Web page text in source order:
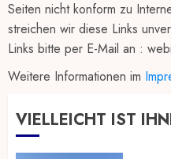
Seiten nicht konform zu
streichen wir diese Links
Links bitte per E-Mail an :
Weitere Informationen im
VIELLEICHT IST